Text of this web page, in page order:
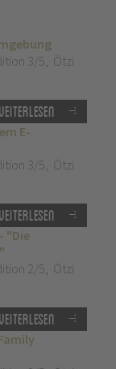
3/5, Ötzi
E-
3/5, Ötzi
"Die
2/5, Ötzi